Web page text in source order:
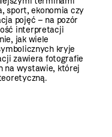
sport, ekonomia czy
pojęć – na pozór
interpretacji
jak wiele
kryje
zawiera fotografie
na wystawie, której